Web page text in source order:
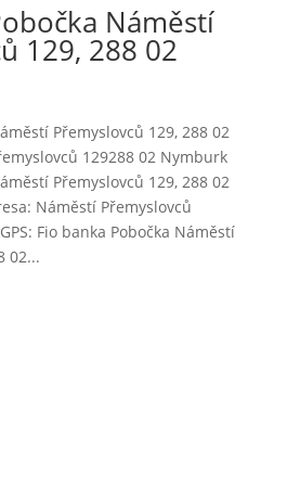
Náměstí
129, 288 02
Přemyslovců 129, 288 02
129288 02 Nymburk
Přemyslovců 129, 288 02
Náměstí Přemyslovců
Fio banka Pobočka Náměstí
02...